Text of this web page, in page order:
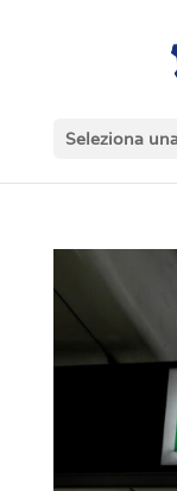
Seleziona